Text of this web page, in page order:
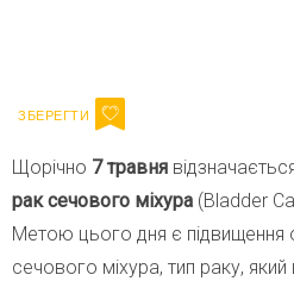
Щорічно 7 травня
рак сечового міхура (Bladder
Метою цього дня є підвищення
сечового міхура, тип раку,